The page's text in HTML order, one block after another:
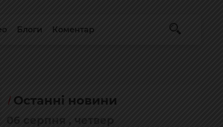
Блоги Коментар
Останні новини
06 серпня , четвер